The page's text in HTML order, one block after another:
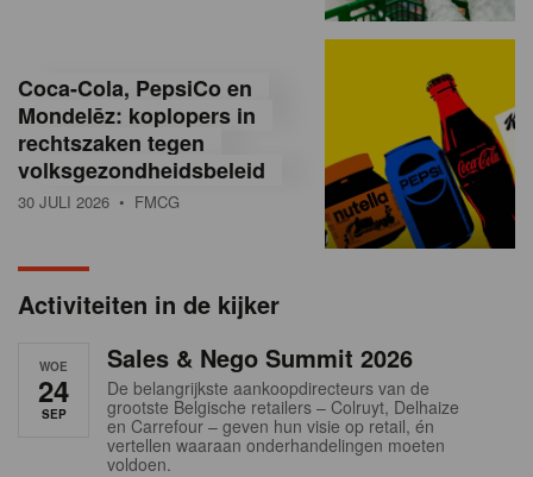
e
a
n
Coca-Cola, PepsiCo en
Mondelēz: koplopers in
rechtszaken tegen
volksgezondheidsbeleid
30 JULI 2026 • FMCG
Activiteiten in de kijker
WOE
24
SEP
Sales & Nego Summit 2026
De belangrijkste aankoopdirecteurs van de
grootste Belgische retailers – Colruyt, Delhaize
en Carrefour – geven hun visie op retail, én
vertellen waaraan onderhandelingen moeten
voldoen.